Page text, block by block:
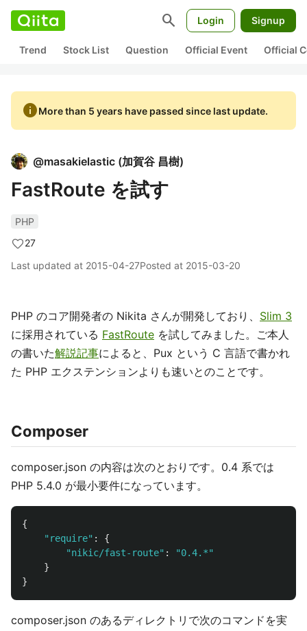
search Login Signup
Trend Stock List Question Official Event Official
infoMore than 5 years have passed since last update.
@masakielastic (加賀谷 昌樹)
FastRoute を試す
PHP
27
Last updated at 2015-04-27Posted at 2015-03-20
PHP のコア開発者の Nikita さんが開発しており、 Slim 3
に採用されている FastRoute を試してみました。ご本人
の書いた解説記事によると、Pux という C 言語で書かれ
た PHP エクステンションよりも速いとのことです。
Composer
composer.json の内容は次のとおりです。0.4 系では
PHP 5.4.0 が最小要件になっています。
{
" require" :
{
"nikic/fast-route" : "0.4.*"
}
}
composer.json のあるディレクトリで次のコマンドを実